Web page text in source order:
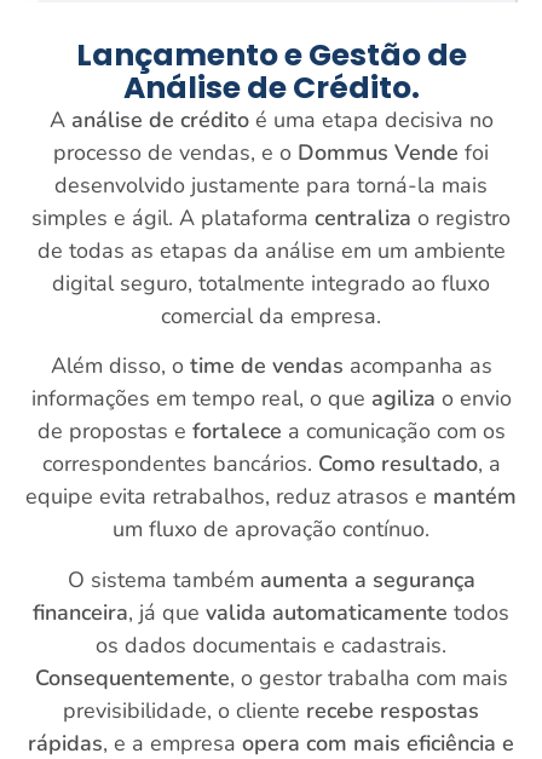
Lançamento e Gestão de
Análise de Crédito.
A análise de créditoé uma etapa decisiva no
processo de vendas, e o Dommus Vende foi
desenvolvido justamente para torná-la mais
simples e ágil. A plataforma centraliza o registro
de todas as etapas da análise em um ambiente
digital seguro, totalmente integrado ao fluxo
comercial da empresa.
Além disso, o time de vendas acompanha as
informações em tempo real, o que agiliza o envio
de propostas e fortalece a comunicação com os
correspondentes bancários. Como resultado, a
equipe evita retrabalhos, reduz atrasos e mantém
um fluxo de aprovação contínuo.
O sistema também aumenta a segurança
financeira, já que valida automaticamente todos
os dados documentais e cadastrais.
Consequentemente, o gestor trabalha com mais
previsibilidade, o cliente recebe respostas
rápidas, e a empresa opera com mais eficiência e